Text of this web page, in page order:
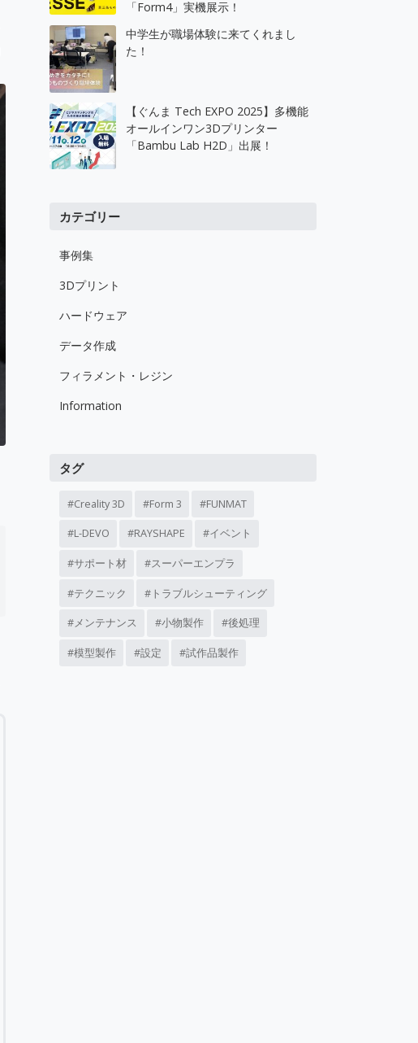
「Form4」実機展示！
中学生が職場体験に来てくれまし
た！
【ぐんま Tech EXPO 2025】多機能
オールインワン3Dプリンター
「Bambu Lab H2D」出展！
カテゴリー
事例集
3Dプリント
ハードウェア
データ作成
フィラメント・レジン
Information
タグ
Creality 3D Form 3 FUNMAT
L-DEVO RAYSHAPE イベント
サポート材 スーパーエンプラ
テクニック トラブルシューティング
メンテナンス 小物製作 後処理
模型製作 設定 試作品製作